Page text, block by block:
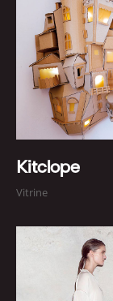
Kitclope
Vitrine